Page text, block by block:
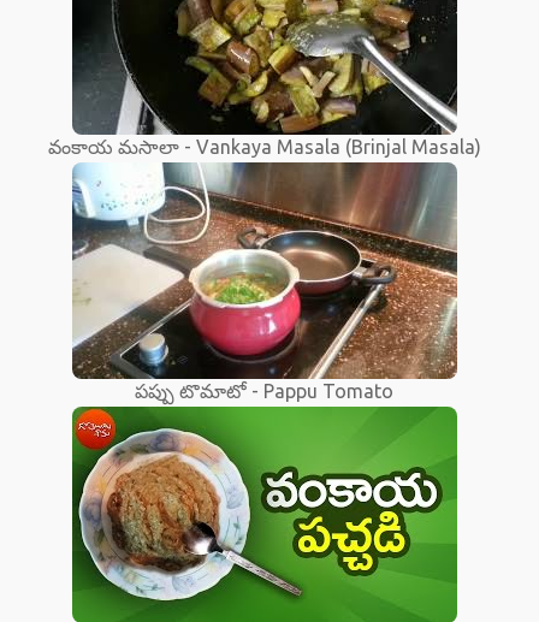
వంకాయ మసాలా - Vankaya Masala (Brinjal Masala)
పప్పు టొమాటో - Pappu Tomato